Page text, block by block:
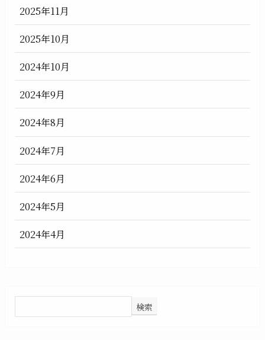
2025年11月
2025年10月
2024年10月
2024年9月
2024年8月
2024年7月
2024年6月
2024年5月
2024年4月
検索